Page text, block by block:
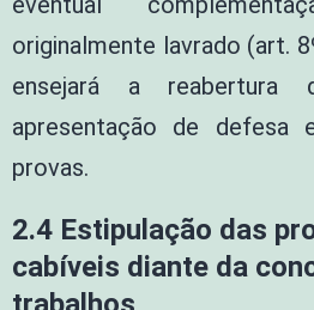
originalmente lavrado (art.
ensejará a
apresentação de defesa
provas.
2.4 Estipulação das
cabíveis diante da